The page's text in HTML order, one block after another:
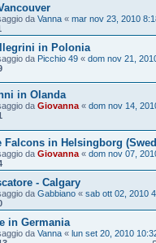
da Vanna « mar nov 23, 2010
in Polonia
da Picchio 49 « dom nov 21,
in Olanda
da Giovanna« dom nov 14,
Falcons in Helsingborg
da Giovanna « dom nov 07,
- Calgary
da Gabbiano « sab ott 02, 2010
in Germania
da Vanna « lun set 20, 2010